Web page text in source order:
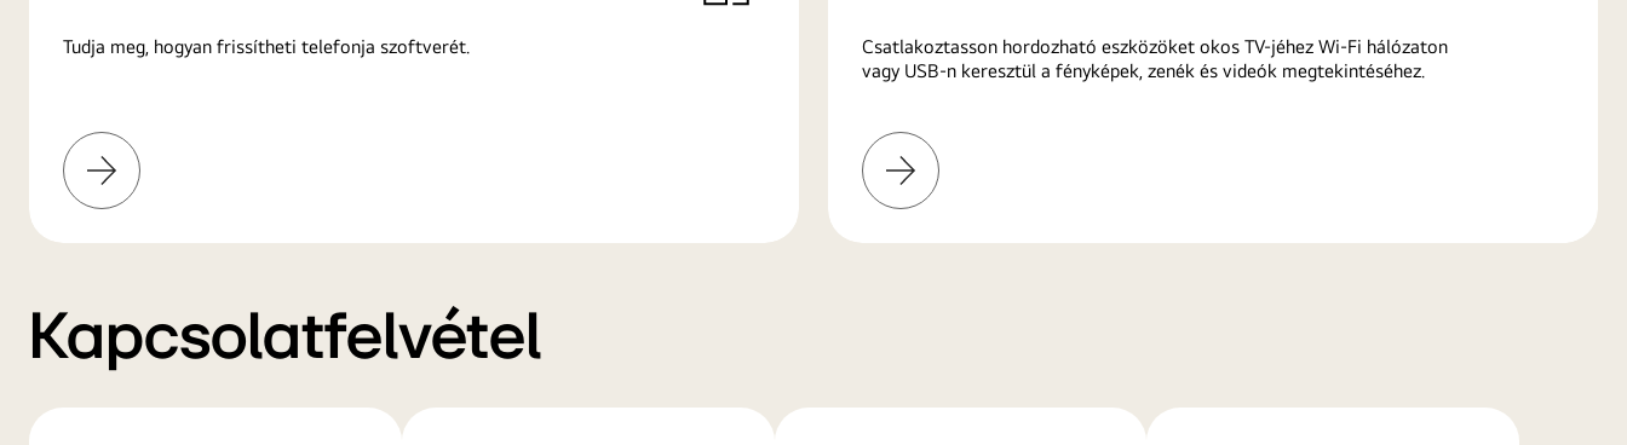
Tudja meg, hogyan frissítheti telefonja szoftverét.
További
információk
Csatlakoztasson hordozható eszközöket okos TV-jéhez Wi-Fi hálózaton
vagy USB-n keresztül a fényképek, zenék és videók megtekintéséhez.
További
információk
Kapcsolatfelvétel